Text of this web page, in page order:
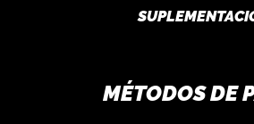
MÉTODOS DE